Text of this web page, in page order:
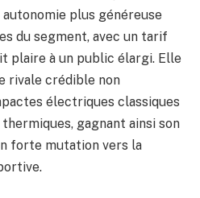
autonomie plus généreuse
du segment, avec un tarif
plaire à un public élargi. Elle
rivale crédible non
électriques classiques
gagnant ainsi son
forte mutation vers la